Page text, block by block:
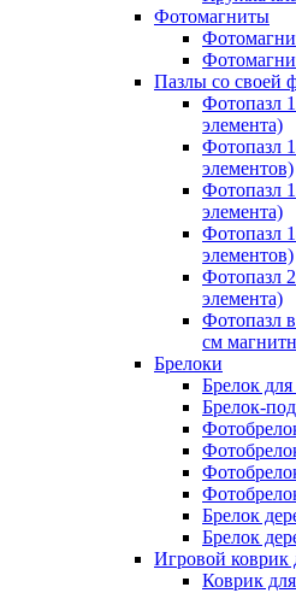
Фотомагниты
Пазлы со своей
Фотопазл
элемента)
Фотопазл
элементов)
Фотопазл
элемента)
Фотопазл
элементов)
Фотопазл
элемента)
Фотопазл
см
Брелоки
Брелок
Брелок-
Брелок
Брелок
Игровой
Коврик